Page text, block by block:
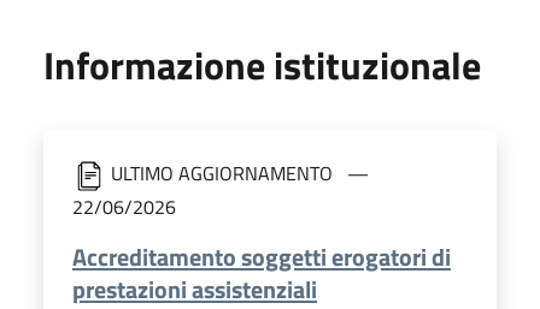
Informazione istituzionale
ULTIMO AGGIORNAMENTO
22/06/2026
Accreditamento soggetti erogatori di
prestazioni assistenziali